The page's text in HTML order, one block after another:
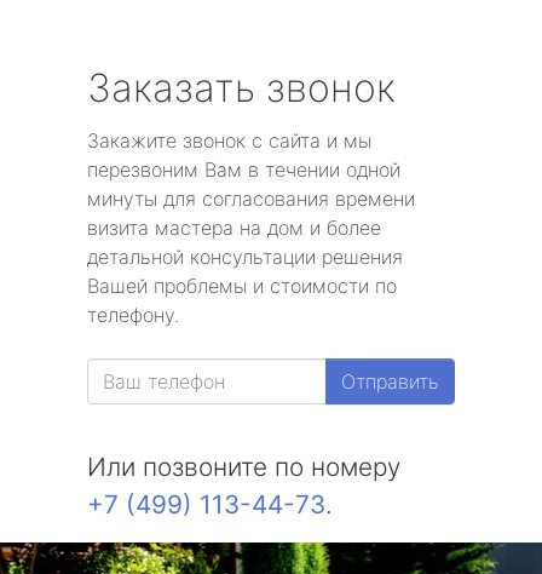
Заказать звонок
Закажите звонок с сайта и мы
перезвоним Вам в течении одной
минуты для согласования времени
визита мастера на дом и более
детальной консультации решения
Вашей проблемы и стоимости по
телефону.
Отправить
Или позвоните по номеру
+7 (499) 113-44-73.